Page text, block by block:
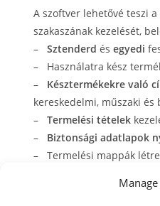
A szoftver lehetővé teszi
szakaszának kezelését,
– Sztenderd és egyedi
– Használatra kész
– Késztermékekre való
kereskedelmi, műszaki és
– Termelési tételek
– Biztonsági adatlapok
– Termelési mappák